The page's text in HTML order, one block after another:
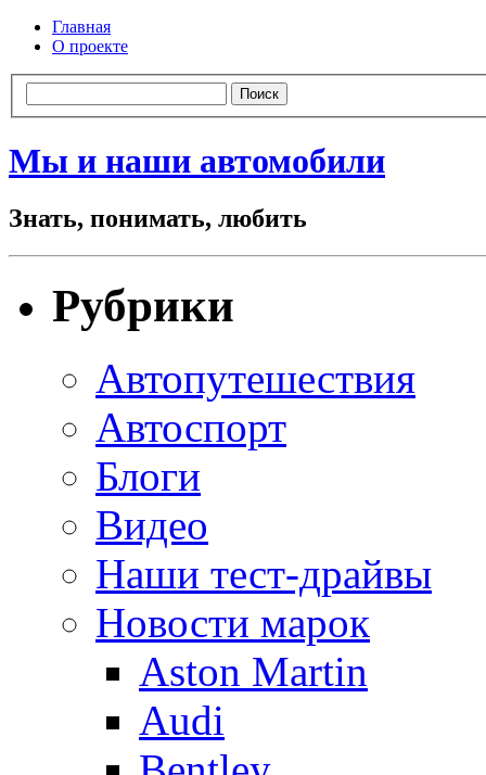
Главная
О проекте
Мы и наши автомобили
Знать, понимать, любить
Рубрики
Автопутешествия
Автоспорт
Блоги
Видео
Наши тест-драйвы
Новости марок
Aston Martin
Audi